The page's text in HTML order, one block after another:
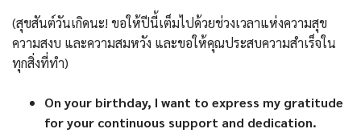
(สุขสันต์วันเกิดนะ! ขอให้ปีนี้เต็มไปด้วยช่วงเวลาแห่งความสุข
ความสงบ และความสมหวัง และขอให้คุณประสบความสำเร็จใน
ทุกสิ่งที่ทำ)
On your birthday, I want to express my gratitude
for your continuous support and dedication.